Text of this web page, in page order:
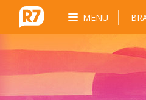
MENU